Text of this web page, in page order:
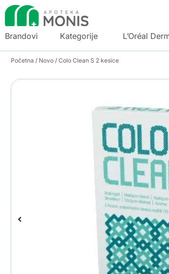
Brandovi Kategorije L’Oréal
Početna / Novo / Colo Clean S 2 kesice